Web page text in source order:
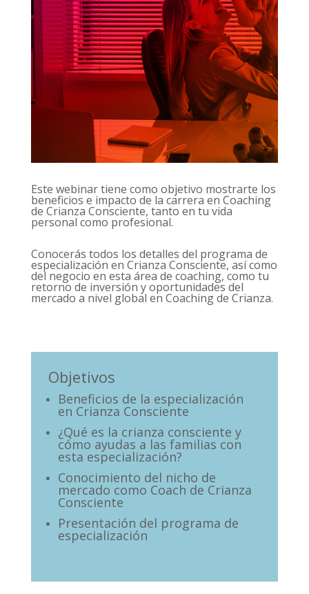
Este webinar tiene como objetivo mostrarte los
beneficios e impacto de la carrera en Coaching
de Crianza Consciente, tanto en tu vida
personal como profesional.
Conocerás todos los detalles del programa de
especialización en Crianza Consciente, así como
del negocio en esta área de coaching, como tu
retorno de inversión y oportunidades del
mercado a nivel global en Coaching de Crianza.
Objetivos
Beneficios de la especialización
en Crianza Consciente
¿Qué es la crianza consciente y
cómo ayudas a las familias con
esta especialización?
Conocimiento del nicho de
mercado como Coach de Crianza
Consciente
Presentación del programa de
especialización